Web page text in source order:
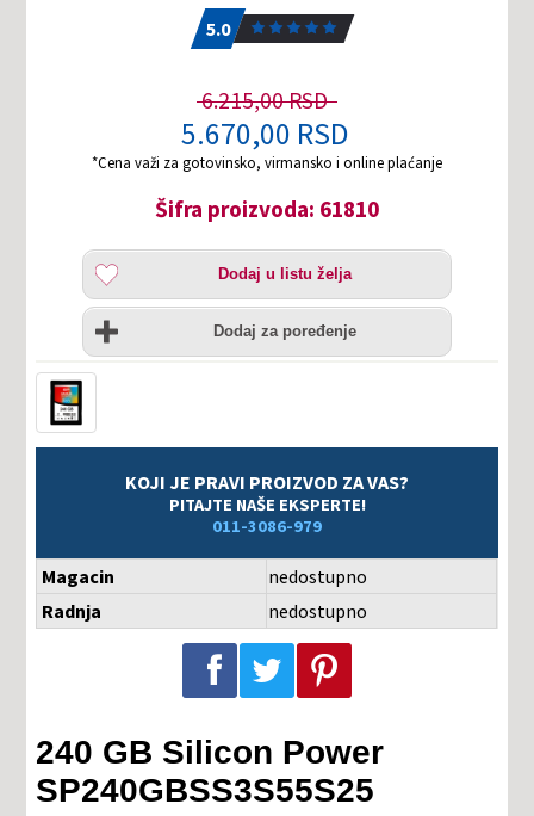
5.0
6.215,00 RSD
5.670,00 RSD
*Cena važi za gotovinsko, virmansko i online plaćanje
Šifra proizvoda: 61810
Dodaj
listu
želja
Dodaj u listu želja
Uporedi
Dodaj za poređenje
KOJI JE PRAVI PROIZVOD ZA VAS?
PITAJTE NAŠE EKSPERTE!
011-3086-979
Magacin
nedostupno
Radnja
nedostupno
Podeli na Facebook-u Podeli na Twitter-u Podeli na Pinterest-u
240 GB Silicon Power
SP240GBSS3S55S25